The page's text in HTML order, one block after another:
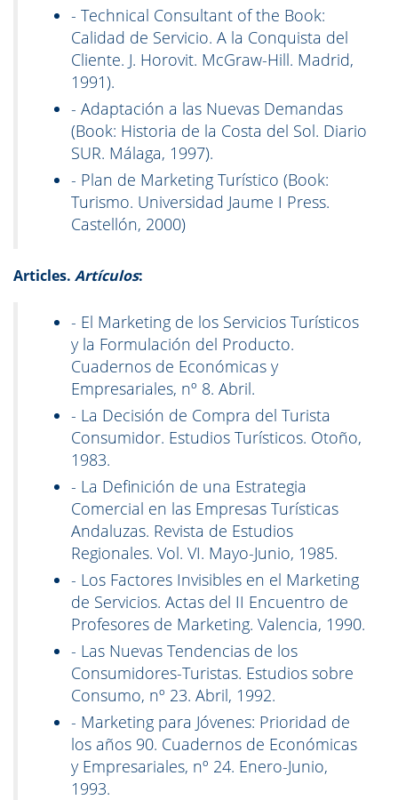
- Technical Consultant of the Book:
Calidad de Servicio. A la Conquista del
Cliente. J. Horovit. McGraw-Hill. Madrid,
1991).
- Adaptación a las Nuevas Demandas
(Book: Historia de la Costa del Sol. Diario
SUR. Málaga, 1997).
- Plan de Marketing Turístico (Book:
Turismo. Universidad Jaume I Press.
Castellón, 2000)
Articles. Artículos:
- El Marketing de los Servicios Turísticos
y la Formulación del Producto.
Cuadernos de Económicas y
Empresariales, nº 8. Abril.
- La Decisión de Compra del Turista
Consumidor. Estudios Turísticos. Otoño,
1983.
- La Definición de una Estrategia
Comercial en las Empresas Turísticas
Andaluzas. Revista de Estudios
Regionales. Vol. VI. Mayo-Junio, 1985.
- Los Factores Invisibles en el Marketing
de Servicios. Actas del II Encuentro de
Profesores de Marketing. Valencia, 1990.
- Las Nuevas Tendencias de los
Consumidores-Turistas. Estudios sobre
Consumo, nº 23. Abril, 1992.
- Marketing para Jóvenes: Prioridad de
los años 90. Cuadernos de Económicas
y Empresariales, nº 24. Enero-Junio,
1993.